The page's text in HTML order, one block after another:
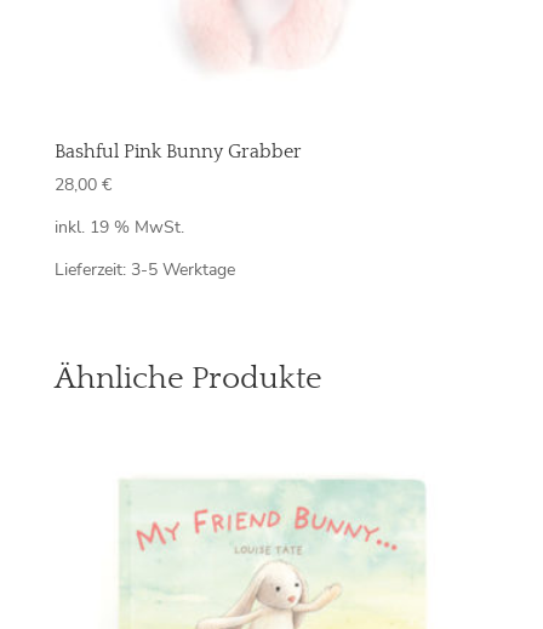
Bashful Pink Bunny Grabber
28,00 €
inkl. 19 % MwSt.
Lieferzeit: 3-5 Werktage
Ähnliche Produkte